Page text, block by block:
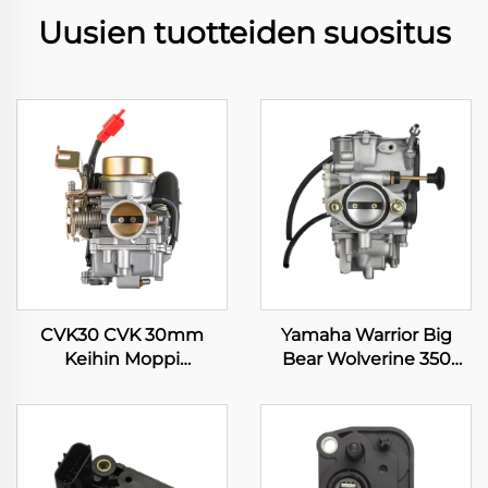
Uusien tuotteiden suositus
CVK30 CVK 30mm
Keihin Moppi
Nelipyöräinen Scooterin
Yamaha Warrior Big
Bear Wolverine 350
YFM400 ATV
nelipyöräinen
karburointi